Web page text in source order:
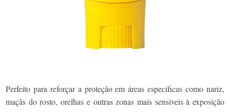
Perfeito para reforçar a proteção em áreas específicas como nariz,
maçãs do rosto, orelhas e outras zonas mais sensíveis à exposição